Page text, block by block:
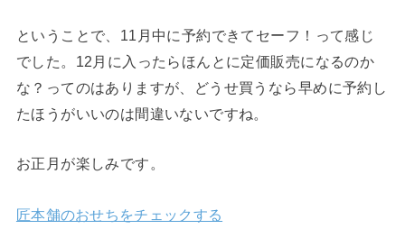
ということで、11月中に予約できてセーフ！って感じ
でした。12月に入ったらほんとに定価販売になるのか
な？ってのはありますが、どうせ買うなら早めに予約し
たほうがいいのは間違いないですね。
お正月が楽しみです。
匠本舗のおせちをチェックする